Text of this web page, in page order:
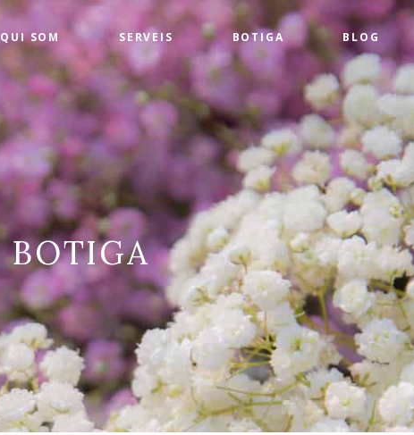
QUI SOM SERVEIS BOTIGA BLOG
BOTIGA